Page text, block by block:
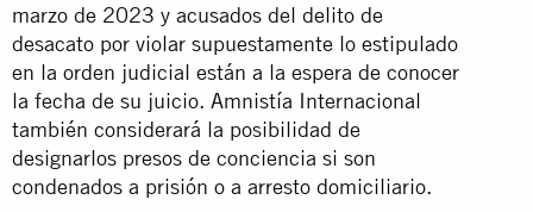
marzo de 2023 y acusados del delito de
desacato por violar supuestamente lo estipulado
en la orden judicial están a la espera de conocer
la fecha de su juicio. Amnistía Internacional
también considerará la posibilidad de
designarlos presos de conciencia si son
condenados a prisión o a arresto domiciliario.